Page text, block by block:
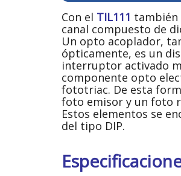
Con el TIL111 también
canal compuesto de
Un opto acoplador,
ópticamente, es un
interruptor activado
componente opto
fototriac. De esta
foto emisor y un foto
Estos elementos se
del tipo DIP.